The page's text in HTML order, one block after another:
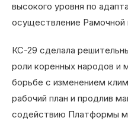
высокого уровня по
осуществление
КС-29 сделала
роли коренных народов и
борьбе с изменением
рабочий план и продлив
содействию Платформы